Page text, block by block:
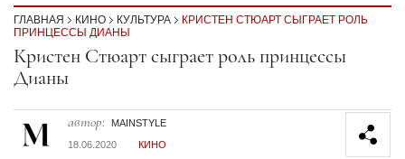
ГЛАВНАЯ КИНО КУЛЬТУРА
КРИСТЕН СТЮАРТ СЫГРАЕТ РОЛЬ
ПРИНЦЕССЫ ДИАНЫ
Секция статей
Кристен Стюарт сыграет роль принцессы
Дианы
автор:
MAINSTYLE
18.06.2020
КИНО